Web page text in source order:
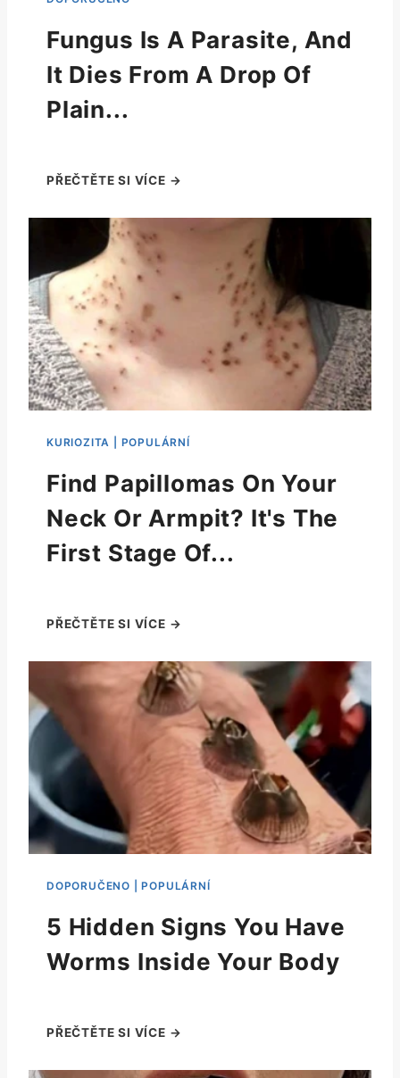
Fungus Is A Parasite, And
It Dies From A Drop Of
Plain...
Find Papillomas On Your
Neck Or Armpit? It's The
First Stage Of...
5 Hidden Signs You Have
Worms Inside Your Body